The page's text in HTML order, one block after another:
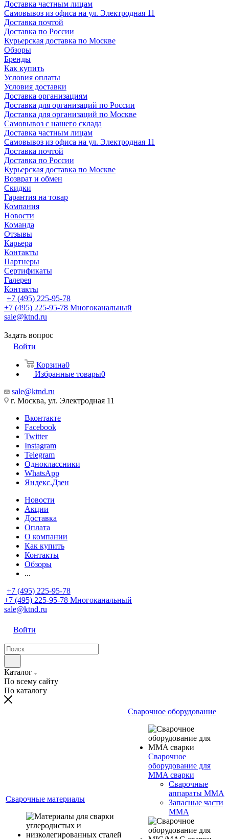
Доставка частным лицам
Самовывоз из офиса на ул. Электродная 11
Доставка почтой
Доставка по России
Курьерская доставка по Москве
Обзоры
Бренды
Как купить
Условия оплаты
Условия доставки
Доставка организациям
Доставка для организаций по России
Доставка для организаций по Москве
Самовывоз с нашего склада
Доставка частным лицам
Самовывоз из офиса на ул. Электродная 11
Доставка почтой
Доставка по России
Курьерская доставка по Москве
Возврат и обмен
Скидки
Гарантия на товар
Компания
Новости
Команда
Отзывы
Карьера
Контакты
Партнеры
Сертификаты
Галерея
Контакты
+7 (495) 225-95-78
+7 (495) 225-95-78 Многоканальный
sale@ktnd.ru
Задать вопрос
Войти
Корзина0
Избранные товары0
sale@ktnd.ru
г. Москва, ул. Электродная 11
Вконтакте
Facebook
Twitter
Instagram
Telegram
Одноклассники
WhatsApp
Яндекс.Дзен
Новости
Акции
Доставка
Оплата
О компании
Как купить
Контакты
Обзоры
...
+7 (495) 225-95-78
+7 (495) 225-95-78 Многоканальный
sale@ktnd.ru
Войти
Каталог
По всему сайту
По каталогу
Сварочные материалы
Сварочное оборудование
Сварочное
оборудование для
MMA сварки
Сварочные
аппараты MMA
Запасные части
MMA